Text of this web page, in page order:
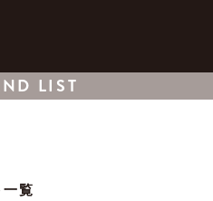
LIST
一覧